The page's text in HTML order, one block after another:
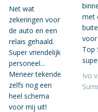
Net wat
zekeringen voor
de auto en een
relais gehaald.
Super vriendelijk
personeel...
Meneer tekende
zelfs nog een
heel schema
voor mij uit!
met
voor
Top
Ivo